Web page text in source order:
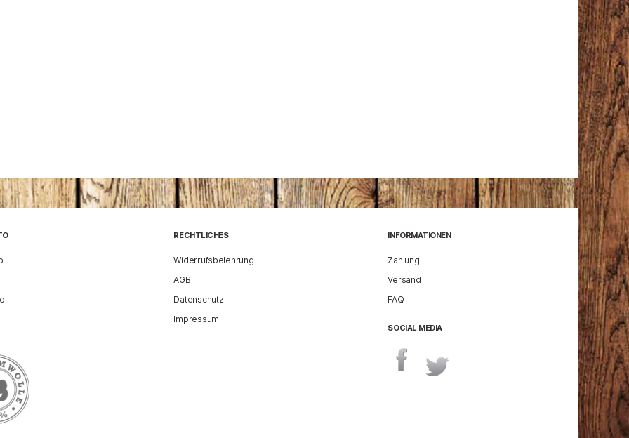
RECHTLICHES
Widerrufsbelehrung
AGB
Datenschutz
Impressum
INFORMATIONEN
Zahlung
Versand
FAQ
SOCIAL MEDIA